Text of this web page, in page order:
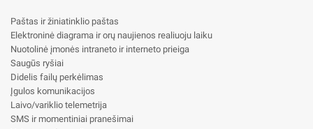
Paštas ir žiniatinklio paštas
Elektroninė diagrama ir orų naujienos realiuoju laiku
Nuotolinė įmonės intraneto ir interneto prieiga
Saugūs ryšiai
Didelis failų perkėlimas
Įgulos komunikacijos
Laivo/variklio telemetrija
SMS ir momentiniai pranešimai